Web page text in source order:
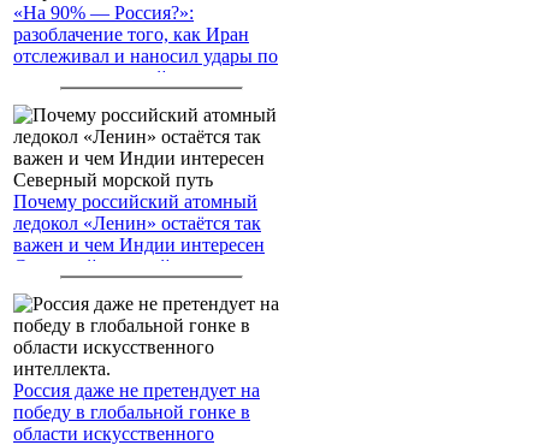
«На 90% — Россия?»:
разоблачение того, как Иран
отслеживал и наносил удары по
американским войскам
Почему российский атомный
ледокол «Ленин» остаётся так
важен и чем Индии интересен
Северный морской путь
Россия даже не претендует на
победу в глобальной гонке в
области искусственного